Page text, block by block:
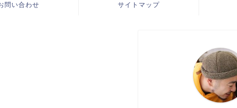
問い合わせ サイトマップ